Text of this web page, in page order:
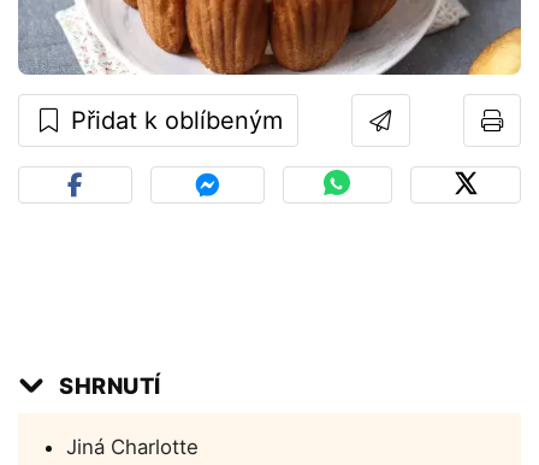
Přidat k oblíbeným
SHRNUTÍ
Jiná Charlotte